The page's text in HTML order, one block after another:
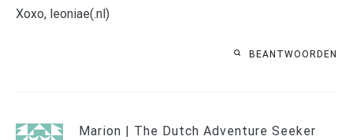
Xoxo, leoniae(.nl)
BEANTWOORDEN
Marion | The Dutch Adventure Seeker